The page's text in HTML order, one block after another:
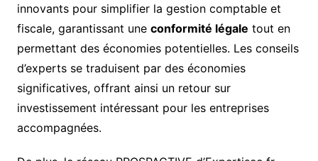
innovants pour simplifier la gestion comptable et
fiscale, garantissant une conformité légale tout en
permettant des économies potentielles. Les conseils
d’experts se traduisent par des économies
significatives, offrant ainsi un retour sur
investissement intéressant pour les entreprises
accompagnées.